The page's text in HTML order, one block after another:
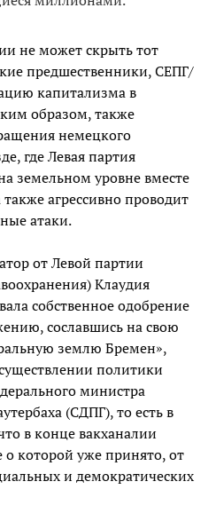
не может скрыть тот
предшественники, СЕПГ/
капитализма в
образом, также
немецкого
где Левая партия
земельном уровне вместе
агрессивно проводит
атаки.
от Левой партии
Клаудия
собственное одобрение
сославшись на свою
землю Бремен»,
политики
министра
(СДПГ), то есть в
в конце вакханалии
которой уже принято, от
и демократических